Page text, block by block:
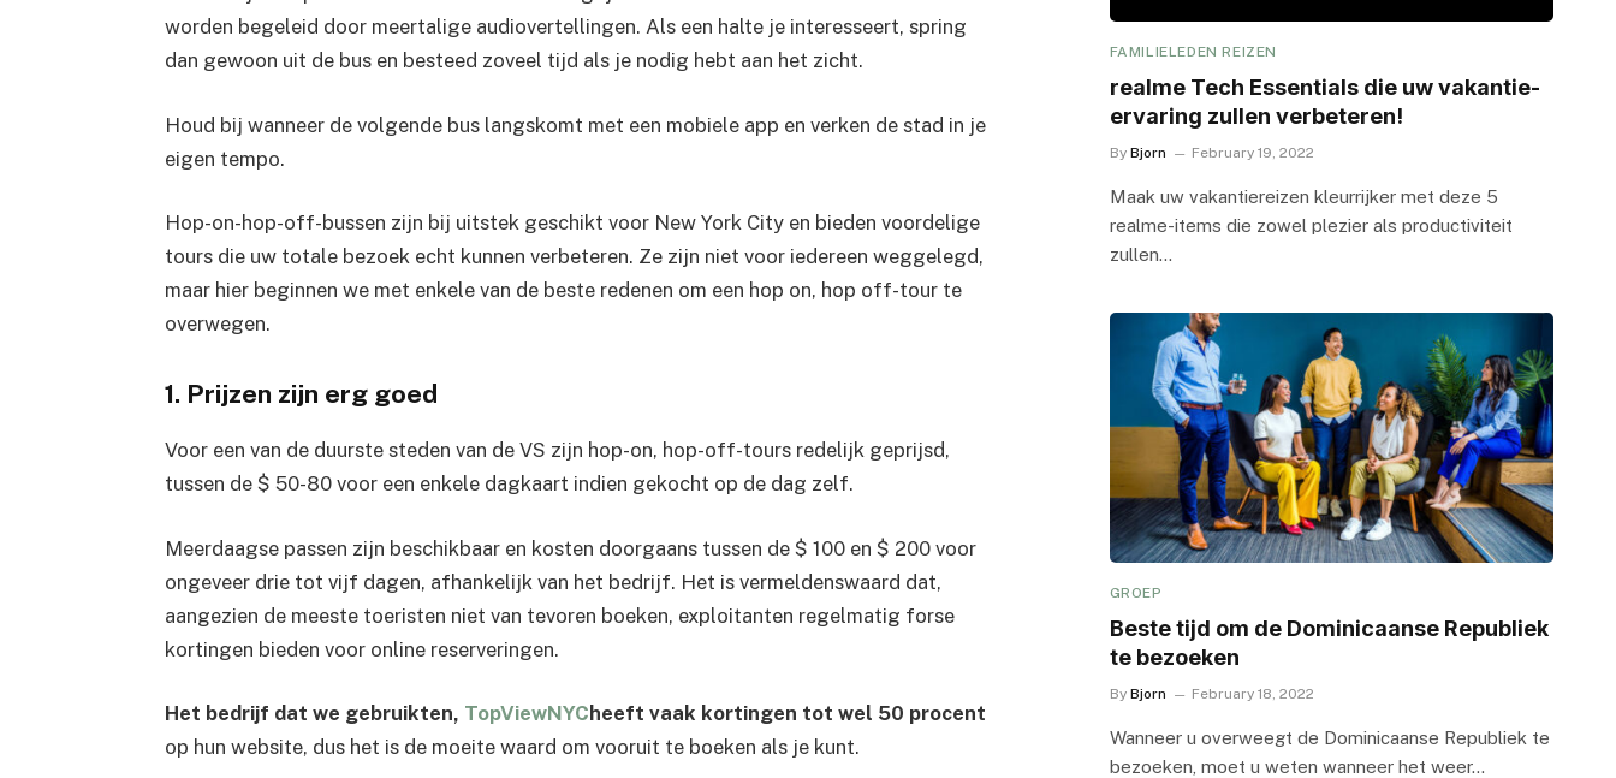
worden begeleid door meertalige audiovertellingen. Als een halte je interesseert, spring
dan gewoon uit de bus en besteed zoveel tijd als je nodig hebt aan het zicht.
Houd bij wanneer de volgende bus langskomt met een mobiele app en verken de stad in je
eigen tempo.
Hop-on-hop-off-bussen zijn bij uitstek geschikt voor New York City en bieden voordelige
tours die uw totale bezoek echt kunnen verbeteren. Ze zijn niet voor iedereen weggelegd,
maar hier beginnen we met enkele van de beste redenen om een ​​hop on, hop off-tour te
overwegen.
1. Prijzen zijn erg goed
Voor een van de duurste steden van de VS zijn hop-on, hop-off-tours redelijk geprijsd,
tussen de $ 50-80 voor een enkele dagkaart indien gekocht op de dag zelf.
Meerdaagse passen zijn beschikbaar en kosten doorgaans tussen de $ 100 en $ 200 voor
ongeveer drie tot vijf dagen, afhankelijk van het bedrijf. Het is vermeldenswaard dat,
aangezien de meeste toeristen niet van tevoren boeken, exploitanten regelmatig forse
kortingen bieden voor online reserveringen.
Het bedrijf dat we gebruikten, TopViewNYC heeft vaak kortingen tot wel 50 procent
op hun website, dus het is de moeite waard om vooruit te boeken als je kunt.
FAMILIELEDEN REIZEN
realme Tech Essentials die uw vakantie-
ervaring zullen verbeteren!
By Bjorn February 19, 2022
Maak uw vakantiereizen kleurrijker met deze 5
realme-items die zowel plezier als productiviteit
zullen…
GROEP
Beste tijd om de Dominicaanse Republiek
te bezoeken
By Bjorn February 18, 2022
Wanneer u overweegt de Dominicaanse Republiek te
bezoeken, moet u weten wanneer het weer…